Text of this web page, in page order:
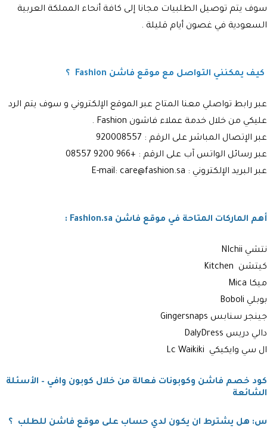
سوف يتم توصيل الطلبيات مجانا إلى كافة أنحاء المملكة العربية
السعودية في غصون أيام قليلة .
كيف يمكنني التواصل مع موقع فاشن Fashion ؟
عبر رابط تواصلي معنا المتاح عبر الموقع الإلكتروني و سوف يتم الرد
عليكي من خلال خدمة عملاء فاشون Fashion .
عبر الإتصال المباشر على الرقم : 920008557
عبر رسائل الواتس آب على الرقم : +966 9200 08557
عبر البريد الإلكتروني : E-mail: care@fashion.sa
أهم الماركات المتاحة في موقع فاشن Fashion.sa :
نتشي NIchii
كيتشن Kitchen
ميكا Mica
بوبلي Boboli
جينجر سنابس Gingersnaps
دالي دريس DalyDress
ال سي وايكيكي ‏Lc Waikiki
كود خصم فاشن وكوبونات فعالة من خلال كوبون وافي – الأسئلة
الشائعة
س: هل يشترط ان يكون لدي حساب على موقع فاشن للطلب ؟